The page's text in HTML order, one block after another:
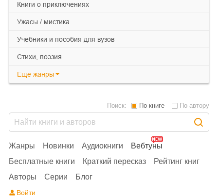
книги о приключениях
ужасы / мистика
учебники и пособия для вузов
cтихи, поэзия
Еще жанры
Жанры Новинки Аудиокниги
Вебтуны
Бесплатные книги
Краткий пересказ
Рейтинг книг
Авторы
Серии Блог
Поиск: По книге По автору
Войти